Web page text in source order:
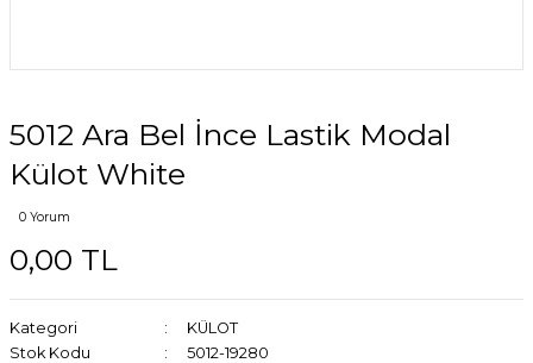
5012 Ara Bel İnce Lastik Modal
Külot White
0 Yorum
0,00 TL
Kategori
KÜLOT
Stok Kodu
5012-19280